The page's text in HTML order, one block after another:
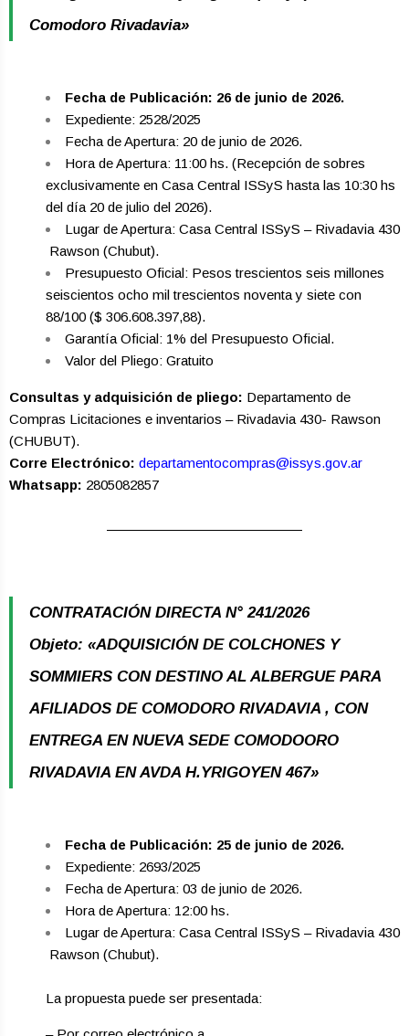
Comodoro Rivadavia»
Fecha de Publicación: 26 de junio de 2026.
Expediente: 2528/2025
Fecha de Apertura: 20 de junio de 2026.
Hora de Apertura: 11:00 hs. (Recepción de sobres
exclusivamente en Casa Central ISSyS hasta las 10:30 hs
del día 20 de julio del 2026).
Lugar de Apertura: Casa Central ISSyS – Rivadavia 430
­ Rawson (Chubut).
Presupuesto Oficial: Pesos trescientos seis millones
seiscientos ocho mil trescientos noventa y siete con
88/100 ($ 306.608.397,88).
Garantía Oficial: 1% del Presupuesto Oficial.
Valor del Pliego: Gratuito
Consultas y adquisición de pliego: Departamento de
Compras Licitaciones e inventarios – Rivadavia 430- Rawson
(CHUBUT).
Corre Electrónico: departamentocompras@issys.gov.ar
Whatsapp: 2805082857
CONTRATACIÓN DIRECTA N° 241/2026
Objeto: «ADQUISICIÓN DE COLCHONES Y
SOMMIERS CON DESTINO AL ALBERGUE PARA
AFILIADOS DE COMODORO RIVADAVIA , CON
ENTREGA EN NUEVA SEDE COMODOORO
RIVADAVIA EN AVDA H.YRIGOYEN 467»
Fecha de Publicación: 25 de junio de 2026.
Expediente: 2693/2025
Fecha de Apertura: 03 de junio de 2026.
Hora de Apertura: 12:00 hs.
Lugar de Apertura: Casa Central ISSyS – Rivadavia 430
­ Rawson (Chubut).
La propuesta puede ser presentada: